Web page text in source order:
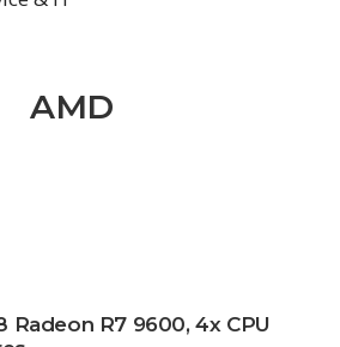
AMD
Radeon R7 9600, 4x CPU